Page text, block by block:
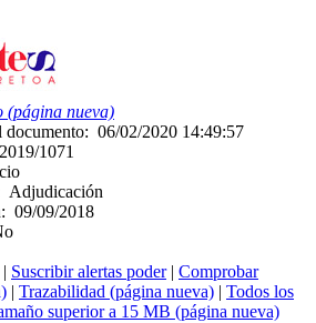
(página nueva)
documento: 06/02/2020 14:49:57
2019/1071
Adjudicación
09/09/2018
| Suscribir alertas poder| Comprobar
| Trazabilidad (página nueva) | Todos los
superior a 15 MB (página nueva)